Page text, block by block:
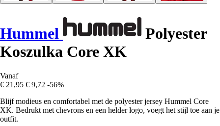
Hummel
Polyester
Koszulka Core XK
Vanaf
€ 21,95 € 9,72 -56%
Blijf modieus en comfortabel met de polyester jersey Hummel Core
XK. Bedrukt met chevrons en een helder logo, voegt het stijl toe aan je
outfit.